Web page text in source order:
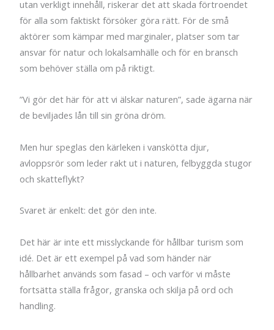
utan verkligt innehåll, riskerar det att skada förtroendet
för alla som faktiskt försöker göra rätt. För de små
aktörer som kämpar med marginaler, platser som tar
ansvar för natur och lokalsamhälle och för en bransch
som behöver ställa om på riktigt.
”Vi gör det här för att vi älskar naturen”, sade ägarna när
de beviljades lån till sin gröna dröm.
Men hur speglas den kärleken i vanskötta djur,
avloppsrör som leder rakt ut i naturen, felbyggda stugor
och skatteflykt?
Svaret är enkelt: det gör den inte.
Det här är inte ett misslyckande för hållbar turism som
idé. Det är ett exempel på vad som händer när
hållbarhet används som fasad – och varför vi måste
fortsätta ställa frågor, granska och skilja på ord och
handling.